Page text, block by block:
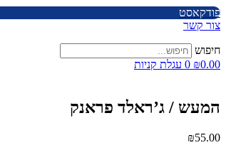
פודקאסט
צור קשר
חיפוש
₪0.00
0 עגלת קניות
המעש / ג’ראלד פראנק
₪55.00